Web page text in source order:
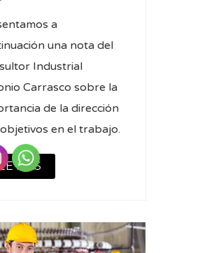
a
una nota del
Industrial
Carrasco sobre la
de la dirección
en el trabajo.
MAS